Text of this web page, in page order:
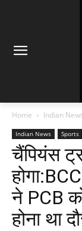
Home Indian
Indian News Sports
चैंपियंस
ने PCB
होना था